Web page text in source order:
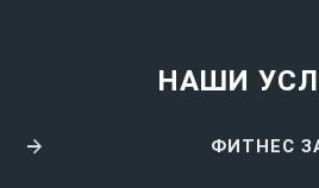
НАШИ
ФИТНЕС